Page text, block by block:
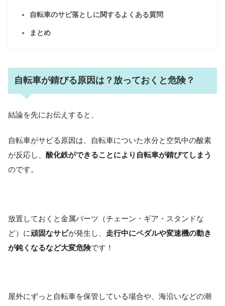
自転車のサビ落としに関するよくある質問
まとめ
自転車が錆びる原因は？放っておくと危険？
結論を先にお伝えすると、
自転車がサビる原因は、自転車についた水分と空気中の酸素
が反応し、 酸化鉄ができることにより自転車が錆びてしまう
のです。
放置しておくと金属パーツ（チェーン・ギア・スタンドな
ど）に頑固なサビが発生し、 走行中にペダルや変速機の動き
が鈍くなるなど大変危険です！
屋外にずっと自転車を保管している場合や、海沿いなどの潮